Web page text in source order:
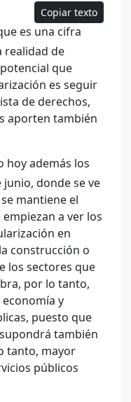
Copiar texto
es una cifra
realidad de
que
es seguir
de derechos,
aporten también
hoy además los
donde se ve
mantiene el
a ver los
en
construcción o
los sectores que
por lo tanto,
y
puesto que
también
tanto, mayor
públicos